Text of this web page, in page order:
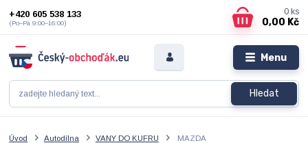
Menu
Hledat
+420 605 538 133
(Po–Pá 9:00–16:00)
0 ks
0,00 Kč
Úvod Autodílna VANY DO KUFRU MAZDA